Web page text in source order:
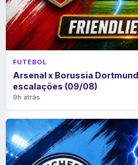
FUTEBOL
Arsenal x Borussia
escalações (09/08)
9h atrás